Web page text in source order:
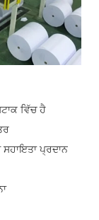
ਵਿੱਚ ਹੈ
ਪ੍ਰਦਾਨ